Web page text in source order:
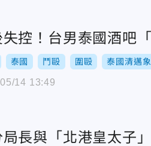
失控！台男泰國酒吧
泰國 鬥毆 圍毆 泰國清邁
14 13:49
局長與「北港皇太子